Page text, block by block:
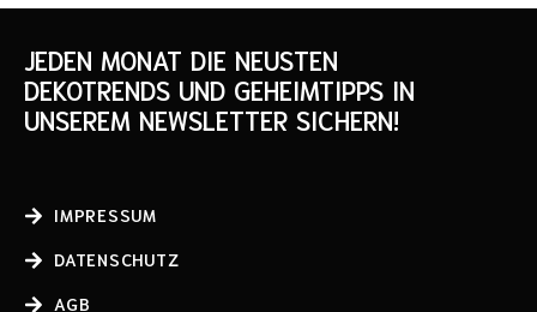
JEDEN MONAT DIE NEUSTEN
DEKOTRENDS UND GEHEIMTIPPS IN
UNSEREM NEWSLETTER SICHERN!
IMPRESSUM
DATENSCHUTZ
AGB